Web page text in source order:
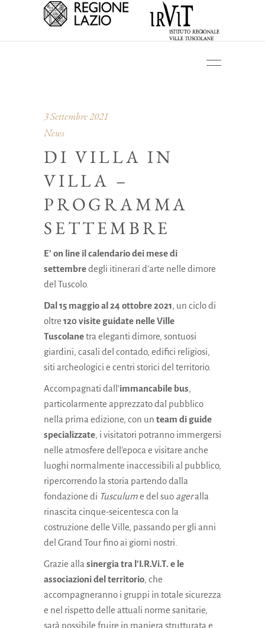
3 Settembre 2021
News
DI VILLA IN
VILLA –
PROGRAMMA
SETTEMBRE
E’ on line il calendario dei mese di
settembredegli itinerari d’arte nelle dimore
del Tuscolo.
Dal 15 maggio al 24 ottobre 2021, un ciclo di
oltre 120 visite guidate nelle Ville
Tuscolanetra eleganti dimore, sontuosi
giardini, casali del contado, edifici religiosi,
siti archeologici e centri storici del territorio.
Accompagnati dall’immancabile bus,
particolarmente apprezzato dal pubblico
nella prima edizione, con un team di guide
specializzate, i visitatori potranno immergersi
nelle atmosfere dell’epoca e visitare anche
luoghi normalmente inaccessibili al pubblico,
ripercorrendo la storia partendo dalla
fondazione di Tusculume del suo ageralla
rinascita cinque-seicentesca con la
costruzione delle Ville, passando per gli anni
del Grand Tour fino ai giorni nostri.
Grazie alla sinergia tra l’I.R.Vi.T. e le
associazioni del territorio, che
accompagneranno i gruppi in totale sicurezza
e nel rispetto delle attuali norme sanitarie,
sarà possibile fruire in maniera strutturata e